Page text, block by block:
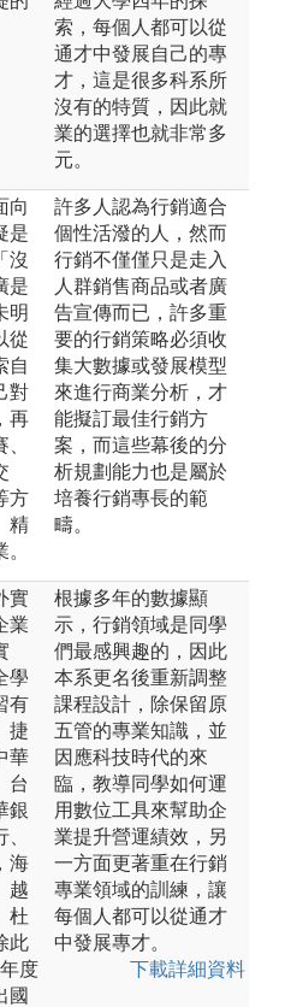
索，每個人都可以從
通才中發展自己的專
才，這是很多科系所
沒有的特質，因此就
業的選擇也就非常多
元。
向
是
沒
是
明
從
自
對
再
方
精
許多人認為行銷適合
個性活潑的人，然而
行銷不僅僅只是走入
人群銷售商品或者廣
告宣傳而已，許多重
要的行銷策略必須收
集大數據或發展模型
來進行商業分析，才
能擬訂最佳行銷方
案，而這些幕後的分
析規劃能力也是屬於
培養行銷專長的範
疇。
實
業
學
有
捷
華
台
銀
海
越
杜
此
度
國
根據多年的數據顯
示，行銷領域是同學
們最感興趣的，因此
本系更名後重新調整
課程設計，除保留原
五管的專業知識，並
因應科技時代的來
臨，教導同學如何運
用數位工具來幫助企
業提升營運績效，另
一方面更著重在行銷
專業領域的訓練，讓
每個人都可以從通才
中發展專才。
下載詳細資料